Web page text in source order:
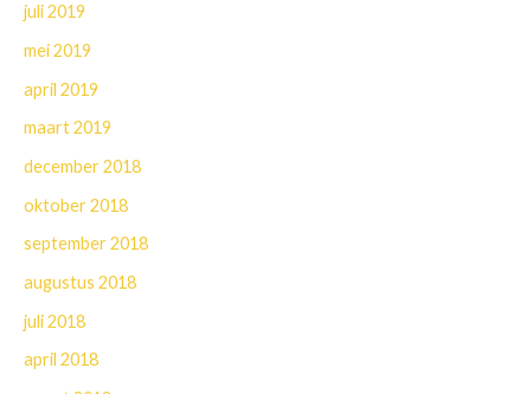
juli 2019
mei 2019
april 2019
maart 2019
december 2018
oktober 2018
september 2018
augustus 2018
juli 2018
april 2018